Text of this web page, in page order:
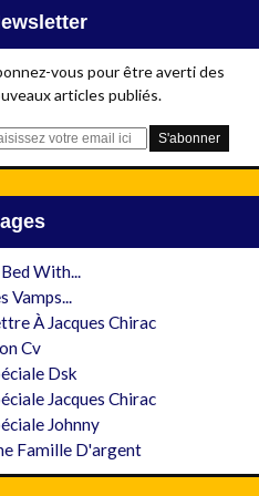
Newsletter
vous pour être averti des
articles publiés.
Pages
With...
Vamps...
À Jacques Chirac
Cv
Dsk
Jacques Chirac
Johnny
Famille D'argent